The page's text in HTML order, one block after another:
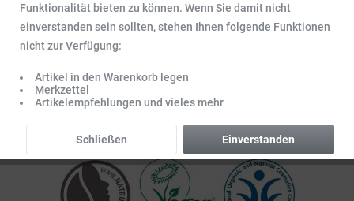
Funktionalität bieten zu können. Wenn Sie damit nicht
einverstanden sein sollten, stehen Ihnen folgende Funktionen
nicht zur Verfügung:
Artikel in den Warenkorb legen
Merkzettel
Artikelempfehlungen und vieles mehr
Einverstanden
Schließen